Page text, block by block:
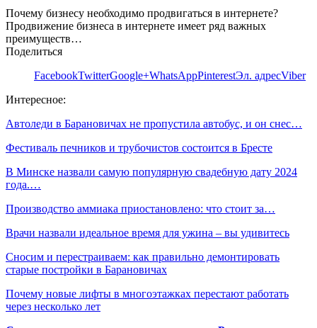
Почему бизнесу необходимо продвигаться в интернете?
Продвижение бизнеса в интернете имеет ряд важных
преимуществ…
Поделиться
FacebookTwitterGoogle+WhatsAppPinterestЭл. адресViber
Интересное:
Автоледи в Барановичах не пропустила автобус, и он снес…
Фестиваль печников и трубочистов состоится в Бресте
В Минске назвали самую популярную свадебную дату 2024
года.…
Производство аммиака приостановлено: что стоит за…
Врачи назвали идеальное время для ужина – вы удивитесь
Сносим и перестраиваем: как правильно демонтировать
старые постройки в Барановичах
Почему новые лифты в многоэтажках перестают работать
через несколько лет